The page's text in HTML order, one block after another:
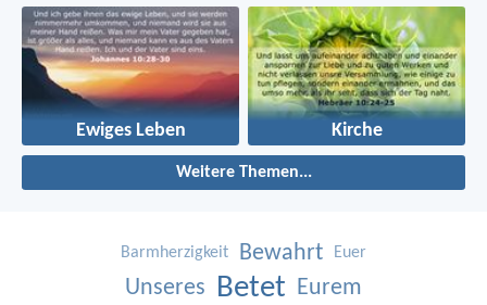
Ewiges Leben Kirche
Weitere Themen...
Barmherzigkeit Bewahrt Euer
Unseres Betet Eurem